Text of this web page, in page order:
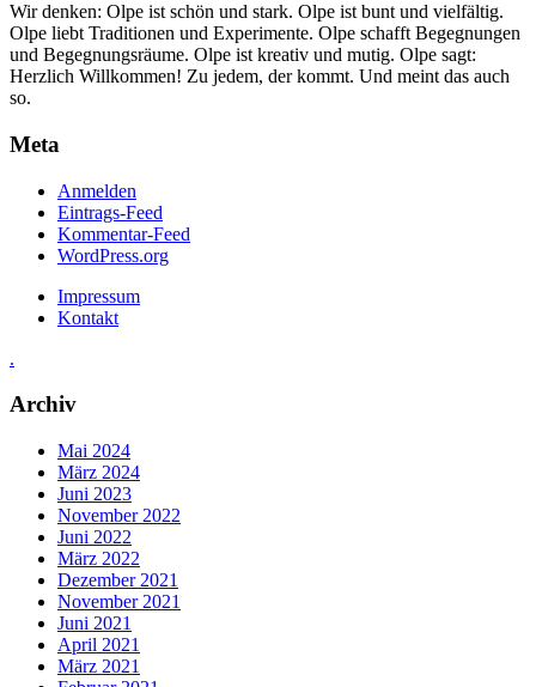
Wir denken: Olpe ist schön und stark. Olpe ist bunt und vielfältig.
Olpe liebt Traditionen und Experimente. Olpe schafft Begegnungen
und Begegnungsräume. Olpe ist kreativ und mutig. Olpe sagt:
Herzlich Willkommen! Zu jedem, der kommt. Und meint das auch
so.
Meta
Anmelden
Eintrags-Feed
Kommentar-Feed
WordPress.org
Impressum
Kontakt
.
Archiv
Mai 2024
März 2024
Juni 2023
November 2022
Juni 2022
März 2022
Dezember 2021
November 2021
Juni 2021
April 2021
März 2021